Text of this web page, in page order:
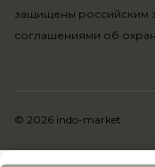
защищены российским
соглашениями об
© 2026 indo-market